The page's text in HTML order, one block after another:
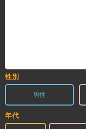
性別
男性
年代